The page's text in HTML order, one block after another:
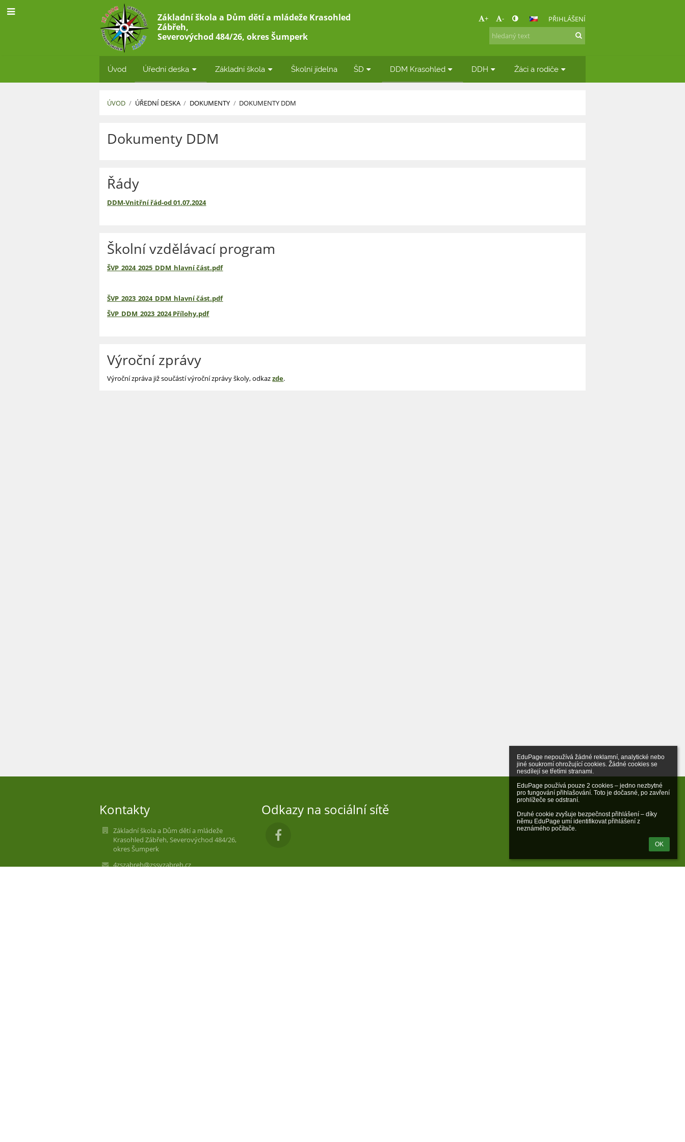
EduPage nepoužívá žádné reklamní, analytické nebo
jiné soukromí ohrožující cookies. Žádné cookies se
nesdílejí se třetími stranami.
EduPage používá pouze 2 cookies – jedno nezbytné
pro fungování přihlašování. Toto je dočasné, po zavření
prohlížeče se odstraní.
Druhé cookie zvyšuje bezpečnost přihlášení – díky
němu EduPage umí identifikovat přihlášení z
neznámého počítače.
OK
Základní škola a Dům dětí a mládeže Krasohled
Zábřeh,
Severovýchod 484/26, okres Šumperk
+ - PŘIHLÁŠENÍ
Úvod Úřední deska Základní škola Školní jídelna ŠD DDM Krasohled DDH Žáci a rodiče
ÚVOD / ÚŘEDNÍ DESKA / DOKUMENTY / DOKUMENTY DDM
Dokumenty
DDM
Dokumenty DDM
Řády
DDM-Vnitřní řád-od 01.07.2024
Školní vzdělávací program
ŠVP_2024_2025_DDM_hlavní část.pdf
ŠVP_2023_2024_DDM_hlavní část.pdf
ŠVP_DDM_2023_2024 Přílohy.pdf
Výroční zprávy
Výroční zpráva již součástí výroční zprávy školy, odkazzde.
Kontakty
Základní škola a Dům dětí a mládeže
Krasohled Zábřeh, Severovýchod 484/26,
okres Šumperk
4zszabreh@zssvzabreh.cz
Odkazy na sociální sítě